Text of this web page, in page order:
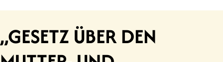
„GESETZ ÜBER DEN